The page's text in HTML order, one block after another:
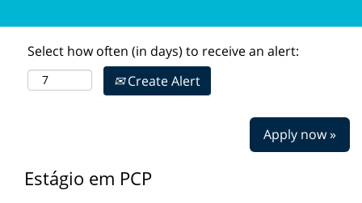
Select how often (in days) to receive an alert:
Create Alert
Apply now »
Estágio em PCP